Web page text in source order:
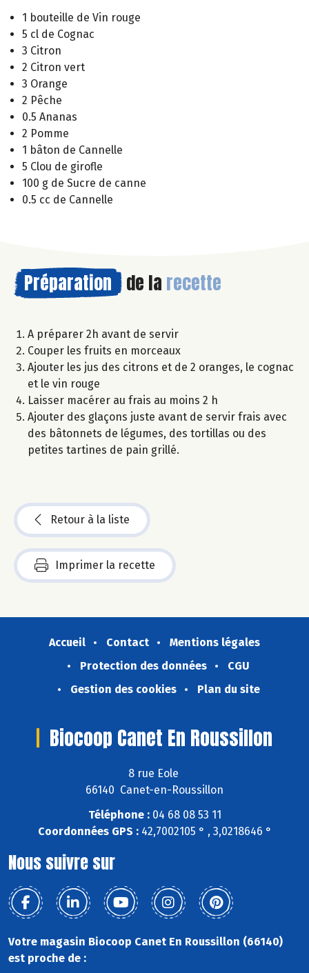
1 bouteille de Vin rouge
5 cl de Cognac
3 Citron
2 Citron vert
3 Orange
2 Pêche
0.5 Ananas
2 Pomme
1 bâton de Cannelle
5 Clou de girofle
100 g de Sucre de canne
0.5 cc de Cannelle
Préparation de la recette
A préparer 2h avant de servir
Couper les fruits en morceaux
Ajouter les jus des citrons et de 2 oranges, le cognac
et le vin rouge
Laisser macérer au frais au moins 2 h
Ajouter des glaçons juste avant de servir frais avec
des bâtonnets de légumes, des tortillas ou des
petites tartines de pain grillé.
Retour à la liste
Imprimer la recette
Accueil Contact
Mentions légales
Protection des données
CGU
Gestion des cookies
Plan du site
Biocoop Canet En Roussillon
8 rue Eole
66140 Canet-en-Roussillon
Téléphone :04 68 08 53 11
Coordonnées GPS :42,7002105 ° , 3,0218646 °
Nous suivre sur
Votre magasin Biocoop Canet En Roussillon (66140)
est proche de :